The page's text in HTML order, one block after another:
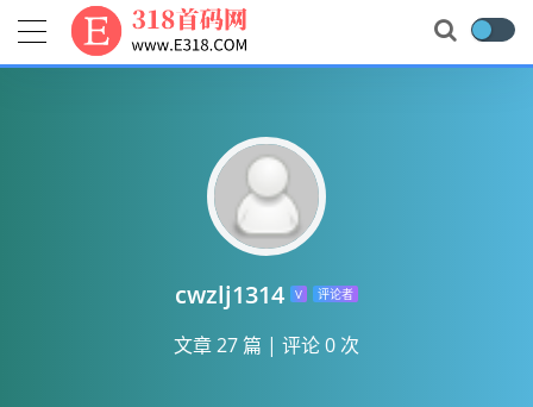
cwzlj1314 V 评论者
文章 27 篇 | 评论 0 次